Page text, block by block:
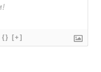
{} [+]